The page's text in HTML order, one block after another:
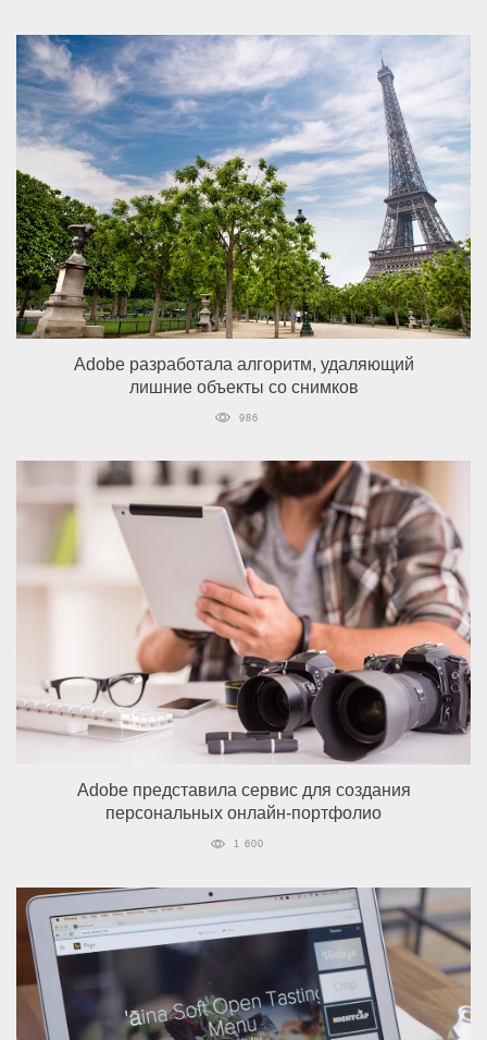
Adobe разработала алгоритм, удаляющий
лишние объекты со снимков
986
Adobe представила сервис для создания
персональных онлайн-портфолио
1 600